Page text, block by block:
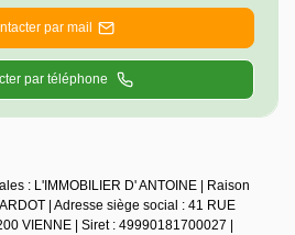
par mail
par téléphone
: L'IMMOBILIER D' ANTOINE | Raison
| Adresse siège social : 41 RUE
VIENNE | Siret : 49990181700027 |